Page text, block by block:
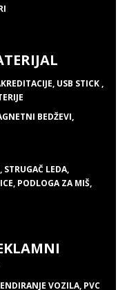
USB STICK ,
BEDŽEVI,
STRUGAČ LEDA,
PODLOGA ZA MIŠ,
VOZILA, PVC